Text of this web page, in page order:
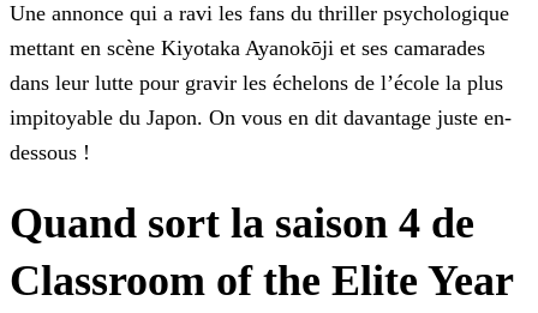
Une annonce qui a ravi les fans du thriller psychologique
mettant en scène Kiyotaka Ayanokōji et ses camarades
dans leur lutte pour gravir les échelons de l’école la plus
impitoyable du Japon. On vous en dit davantage juste en-
dessous !
Quand sort la saison 4 de
Classroom of the Elite Year